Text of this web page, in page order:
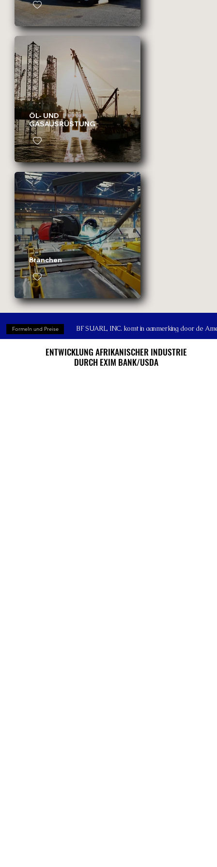
ÖL- UND
GASAUSRÜSTUNG
Branchen
Formeln und Preise BF SUARL, INC. komt in aanmerking door de
ENTWICKLUNG AFRIKANISCHER INDUSTRIE
DURCH EXIM BANK/USDA
ENTWICKLUNG AFRIKANISCHER INDUSTRIE
DURCH EXIM BANK/USDA